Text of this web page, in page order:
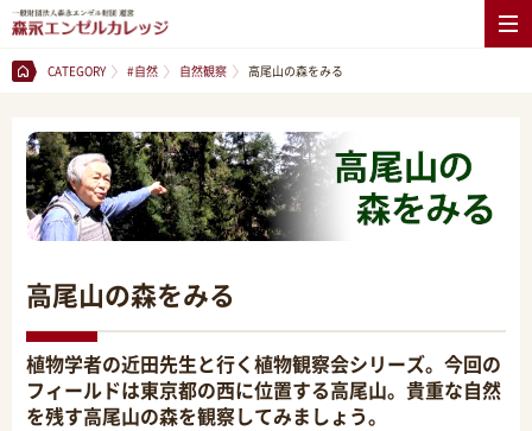
CATEGORY #自然 自然観察 高尾山の森をみる
高尾山の森をみる
植物学者の近田先生と行く植物観察会シリーズ。今回の
フィールドは東京都の西に位置する高尾山。貴重な自然
を残す高尾山の森を観察してみましょう。